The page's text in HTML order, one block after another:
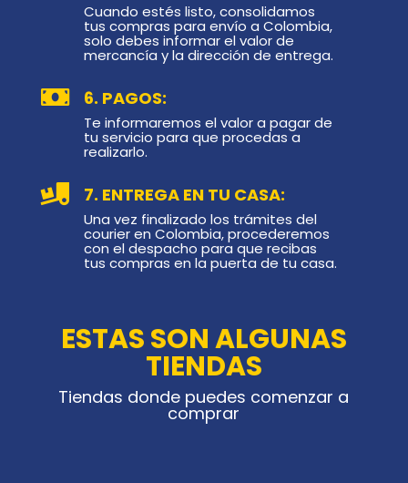
Cuando estés listo, consolidamos
tus compras para envío a Colombia,
solo debes informar el valor de
mercancía y la dirección de entrega.
 6. PAGOS:
Te informaremos el valor a pagar de
tu servicio para que procedas a
realizarlo.
 7. ENTREGA EN TU CASA:
Una vez finalizado los trámites del
courier en Colombia, procederemos
con el despacho para que recibas
tus compras en la puerta de tu casa.
ESTAS SON ALGUNAS
TIENDAS
Tiendas donde puedes comenzar a
comprar